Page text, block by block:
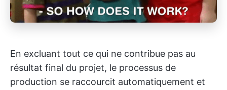
En excluant tout ce qui ne contribue pas au
résultat final du projet, le processus de
production se raccourcit automatiquement et